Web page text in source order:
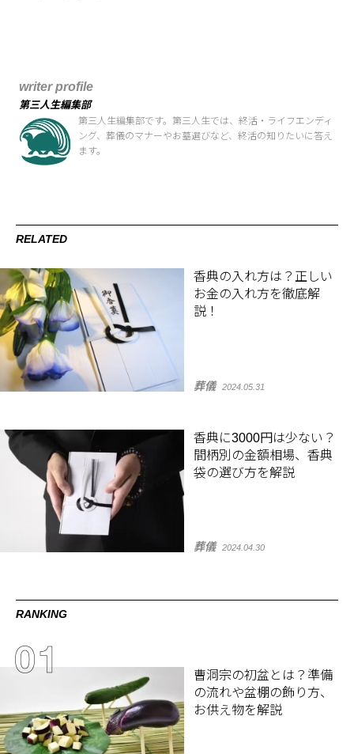
writer profile
第三人生編集部
第三人生編集部です。第三人生では、終活・ライフエンディ
ング、葬儀のマナーやお墓選びなど、終活の知りたいに答え
ます。
RELATED
香典の入れ方は？正しい
お金の入れ方を徹底解
説！
葬儀 2024.05.31
香典に3000円は少ない？
間柄別の金額相場、香典
袋の選び方を解説
葬儀 2024.04.30
RANKING
曹洞宗の初盆とは？準備
の流れや盆棚の飾り方、
お供え物を解説